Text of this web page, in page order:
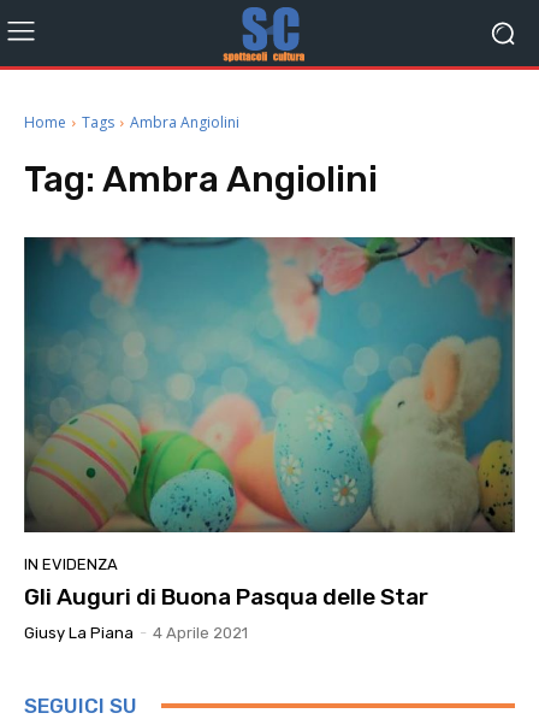
Home Tags Ambra Angiolini
Tag: Ambra Angiolini
IN EVIDENZA
Gli Auguri di Buona Pasqua delle Star
Giusy La Piana - 4 Aprile 2021
SEGUICI SU